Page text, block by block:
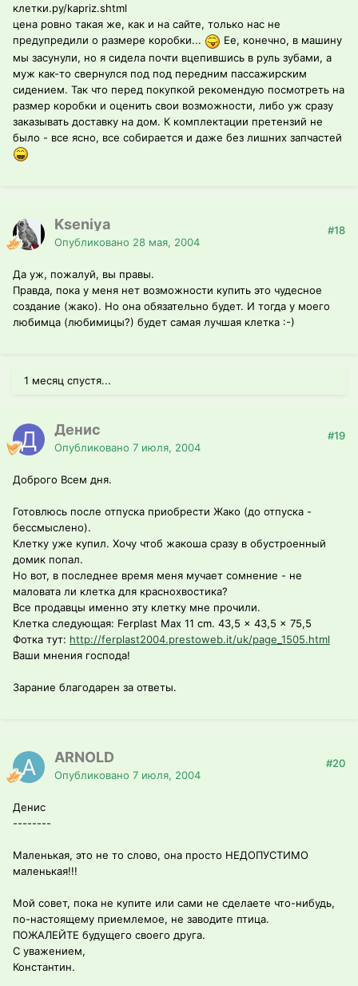
клетки.ру/kapriz.shtml
цена ровно такая же, как и на сайте, только нас не
предупредили о размере коробки...
Ее, конечно, в машину
мы засунули, но я сидела почти вцепившись в руль зубами, а
муж как-то свернулся под под передним пассажирским
сидением. Так что перед покупкой рекомендую посмотреть на
размер коробки и оценить свои возможности, либо уж сразу
заказывать доставку на дом. К комплектации претензий не
было - все ясно, все собирается и даже без лишних запчастей
Kseniya
Опубликовано 28 мая, 2004
#18
Да уж, пожалуй, вы правы.
Правда, пока у меня нет возможности купить это чудесное
создание (жако). Но она обязательно будет. И тогда у моего
любимца (любимицы?) будет самая лучшая клетка :-)
1 месяц спустя...
Денис
Опубликовано 7 июля, 2004
#19
Доброго Всем дня.
Готовлюсь после отпуска приобрести Жако (до отпуска -
бессмыслено).
Клетку уже купил. Хочу чтоб жакоша сразу в обустроенный
домик попал.
Но вот, в последнее время меня мучает сомнение - не
маловата ли клетка для краснохвостика?
Все продавцы именно эту клетку мне прочили.
Клетка следующая: Ferplast Max 11 cm. 43,5 x 43,5 x 75,5
Фотка тут: http://ferplast2004.prestoweb.it/uk/page_1505.html
Ваши мнения господа!
Зарание благодарен за ответы.
ARNOLD
Опубликовано 7 июля, 2004
#20
Денис
--------
Маленькая, это не то слово, она просто НЕДОПУСТИМО
маленькая!!!
Мой совет, пока не купите или сами не сделаете что-нибудь,
по-настоящему приемлемое, не заводите птица.
ПОЖАЛЕЙТЕ будущего своего друга.
С уважением,
Константин.